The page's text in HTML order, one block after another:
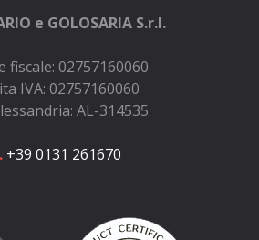
e GOLOSARIA S.r.l.
fiscale: 02757160060
IVA: 02757160060
AL-314535
+39 0131 261670